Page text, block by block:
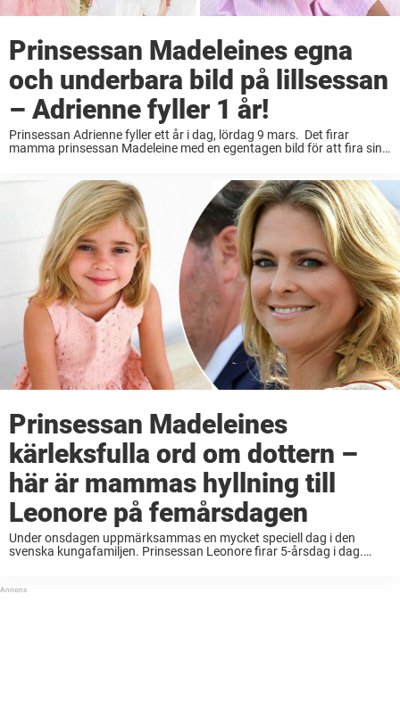
Prinsessan Madeleines egna
och underbara bild på lillsessan
– Adrienne fyller 1 år!
Prinsessan Adrienne fyller ett år i dag, lördag 9 mars. Det firar
mamma prinsessan Madeleine med en egentagen bild för att fira sin
Prinsessan Madeleines
kärleksfulla ord om dottern –
här är mammas hyllning till
Leonore på femårsdagen
Under onsdagen uppmärksammas en mycket speciell dag i den
svenska kungafamiljen. Prinsessan Leonore firar 5-årsdag i dag.